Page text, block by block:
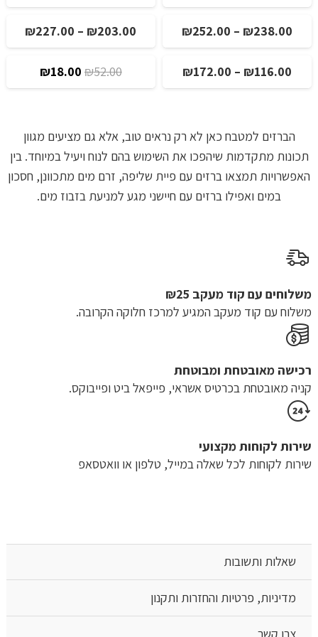
⁦₪335.00⁩
היה:
₪990.00.
הוא:
₪499.00.
עד
מבצע! ₪238.00
–
₪252.00
טווח
מחירים:
עד
מבצע! ₪203.00
–
₪227.00
טווח
עד
מבצע! ₪116.00
–
₪172.00
טווח
מחירים:
עד
מבצע! ₪52.00
המחיר
המקורי
₪52.00.
₪18.00
הנוכחי
הברזים למטבח כאן לא רק נראים טוב, אלא גם מציעים מגוון
תכונות מתקדמות שיהפכו את השימוש בהם לנוח ויעיל במיוחד. בין
האפשרויות תמצאו ברזים עם פיית שליפה, זרם מים מתכוונן, חסכון
במים ואפילו ברזים עם חיישני מגע למניעת בזבוז מים.
משלוחים עם קוד מעקב ₪25
משלוח​ עם קוד מעקב המגיע למרכז חלוקה הקרובה.
רכישה​ ​מאובטחת ומבוטחת
קניה מאובטחת בכרטיס אשראי, פייפאל ביט ופייבוקס.
שירות לקוחות מקצועי
שירות לקוחות לכל שאלה במייל, טלפון או וואטסאפ
שאלות ותשובות
מדיניות, פרטיות והחזרות ותקנון
צרו קשר